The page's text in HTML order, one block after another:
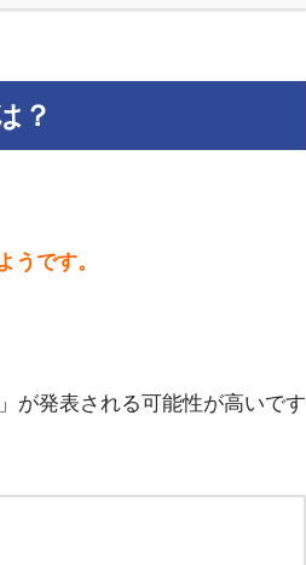
？
うです。
が発表される可能性が高いです